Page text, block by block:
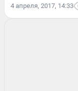
4 апреля, 2017, 14:33